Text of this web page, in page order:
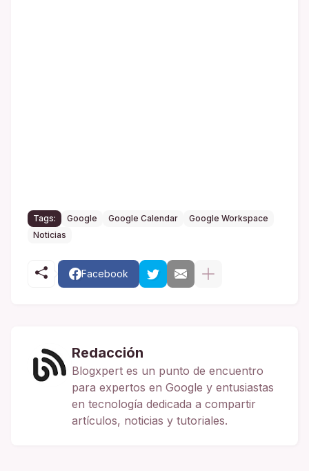
Tags: Google Google Calendar
Google Workspace
Noticias
Facebook
Redacción
Blogxpert es un punto de encuentro
para expertos en Google y entusiastas
en tecnología dedicada a compartir
artículos, noticias y tutoriales.